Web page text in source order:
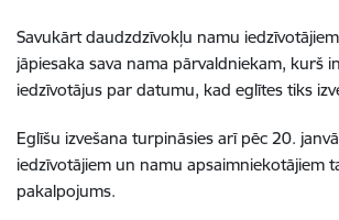
Savukārt daudzdzīvokļu namu
jāpiesaka sava nama pārvaldniekam, kurš
iedzīvotājus par datumu, kad eglītes tiks
Eglīšu izvešana turpināsies arī pēc 20.
iedzīvotājiem un namu apsaimniekotājiem
pakalpojums.